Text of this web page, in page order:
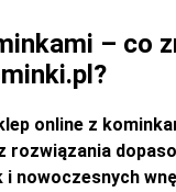
– co
online z
rozwiązania
i nowoczesnych